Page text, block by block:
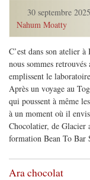
30 septembre 2025
Nahum Moatty
C’est dans son atelier
nous sommes
emplissent le
Après un voyage au
qui poussent à même
à un moment où il
Chocolatier, de
formation Bean To
Ara chocolat